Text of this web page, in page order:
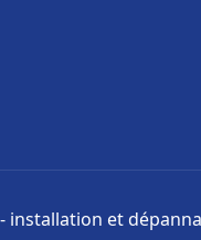
installation et